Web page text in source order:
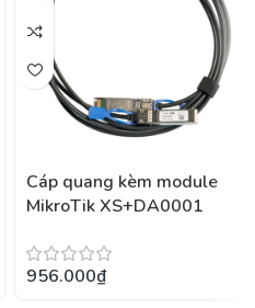
Cáp quang kèm module
MikroTik XS+DA0001
956.000₫